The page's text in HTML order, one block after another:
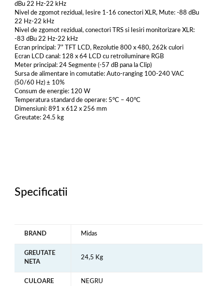
dBu 22 Hz-22 kHz
Nivel de zgomot rezidual, Iesire 1-16 conectori XLR, Mute: -88 dBu
22 Hz-22 kHz
Nivel de zgomot rezidual, conectori TRS si Iesiri monitorizare XLR:
-83 dBu 22 Hz-22 kHz
Ecran principal: 7” TFT LCD, Rezolutie 800 x 480, 262k culori
Ecran LCD canal: 128 x 64 LCD cu retroiluminare RGB
Meter principal: 24 Segmente (-57 dB pana la Clip)
Sursa de alimentare in comutatie: Auto-ranging 100-240 VAC
(50/60 Hz) ± 10%
Consum de energie: 120 W
Temperatura standard de operare: 5°C – 40°C
Dimensiuni: 891 x 612 x 256 mm
Greutate: 24.5 kg
Specificatii
BRAND Midas
GREUTATE
NETA
24,5 Kg
CULOARE NEGRU